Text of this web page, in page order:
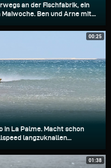
an der Fischfabrik, ein
Ben und Arne mit...
00:25
in La Palme. Macht schon
langzuknallen...
01:38